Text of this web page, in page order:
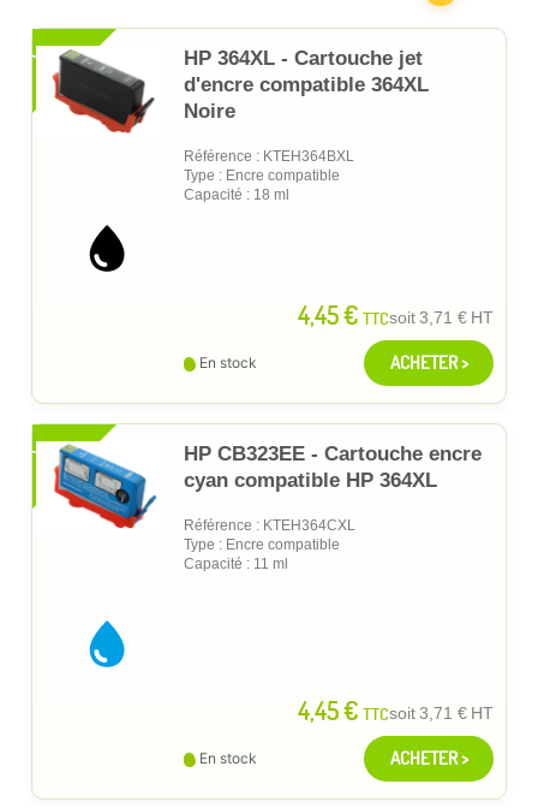
XL
HP 364XL - Cartouche jet
d'encre compatible 364XL
Noire
Référence : KTEH364BXL
Type : Encre compatible
Capacité : 18 ml
4,45 € TTCsoit3,71 € HT
En stock ACHETER >
XL
HP CB323EE - Cartouche encre
cyan compatible HP 364XL
Référence : KTEH364CXL
Type : Encre compatible
Capacité : 11 ml
4,45 € TTCsoit3,71 € HT
En stock ACHETER >